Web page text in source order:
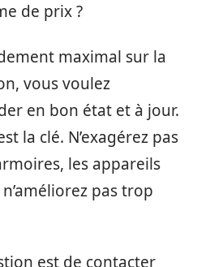
de prix ?
maximal sur la
vous voulez
en bon état et à jour.
la clé. N’exagérez pas
les appareils
pas trop
est de contacter